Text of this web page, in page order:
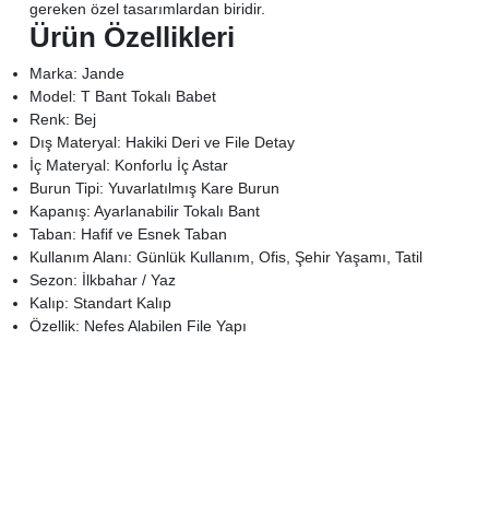
gereken özel tasarımlardan biridir.
Ürün Özellikleri
Marka: Jande
Model: T Bant Tokalı Babet
Renk: Bej
Dış Materyal: Hakiki Deri ve File Detay
İç Materyal: Konforlu İç Astar
Burun Tipi: Yuvarlatılmış Kare Burun
Kapanış: Ayarlanabilir Tokalı Bant
Taban: Hafif ve Esnek Taban
Kullanım Alanı: Günlük Kullanım, Ofis, Şehir Yaşamı, Tatil
Sezon: İlkbahar / Yaz
Kalıp: Standart Kalıp
Özellik: Nefes Alabilen File Yapı